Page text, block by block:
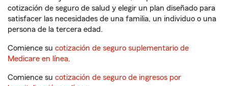
cotización de seguro de salud y elegir un plan diseñado para
satisfacer las necesidades de una familia, un individuo o una
persona de la tercera edad.
Comience su cotización de seguro suplementario de
Medicare en línea.
Comience su cotización de seguro de ingresos por